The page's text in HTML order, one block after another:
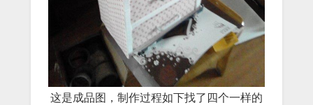
这是成品图，制作过程如下找了四个一样的